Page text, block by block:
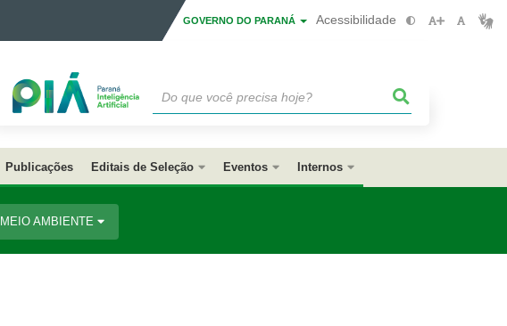
GOVERNO DO PARANÁ Acessibilidade
Publicações Editais de Seleção Eventos Internos
MEIO AMBIENTE